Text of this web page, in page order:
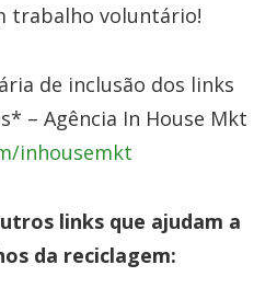
trabalho voluntário!
de inclusão dos links
– Agência In House Mkt
inhousemkt
links que ajudam a
da reciclagem: